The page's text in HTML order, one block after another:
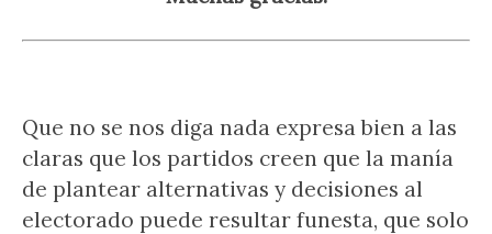
Que no se nos diga nada expresa bien a las
claras que los partidos creen que la manía
de plantear alternativas y decisiones al
electorado puede resultar funesta, que solo